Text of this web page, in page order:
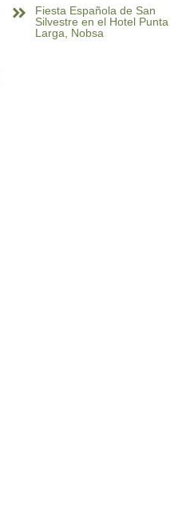
Fiesta Española de San
Silvestre en el Hotel Punta
Larga, Nobsa